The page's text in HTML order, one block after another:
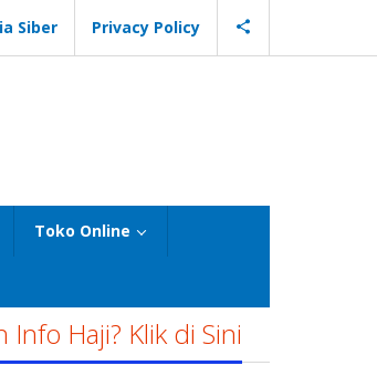
Siber Privacy Policy
Toko Online
Info Haji? Klik di Sini